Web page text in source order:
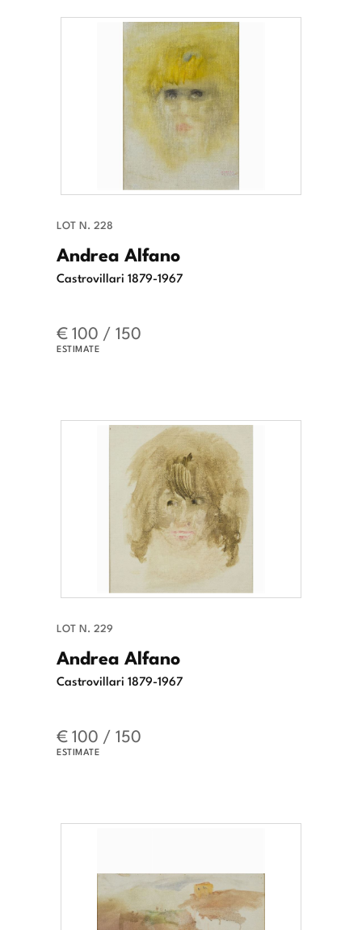
LOT N. 228
Andrea Alfano
Castrovillari 1879-1967
€ 100 / 150
ESTIMATE
LOT N. 229
Andrea Alfano
Castrovillari 1879-1967
€ 100 / 150
ESTIMATE